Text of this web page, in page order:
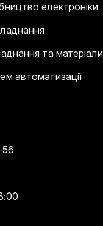
електроніки
та матеріали
автоматизації